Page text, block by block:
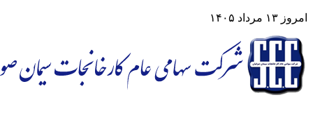
امروز ۱۳ مرداد ۱۴۰۵